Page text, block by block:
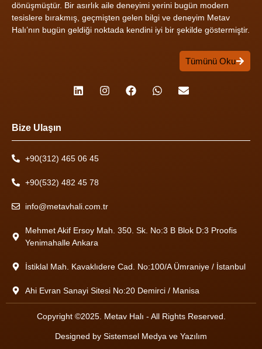
dönüşmüştür. Bir asırlık aile deneyimi yerini bugün modern
tesislere bırakmış, geçmişten gelen bilgi ve deneyim Metav
Halı’nın bugün geldiği noktada kendini iyi bir şekilde göstermiştir.
Tümünü Oku
Bize Ulaşın
+90(312) 465 06 45
+90(532) 482 45 78
info@metavhali.com.tr
Mehmet Akif Ersoy Mah. 350. Sk. No:3 B Blok D:3 Proofis
Yenimahalle Ankara
İstiklal Mah. Kavaklıdere Cad. No:100/A Ümraniye / İstanbul
Ahi Evran Sanayi Sitesi No:20 Demirci / Manisa
Copyright ©2025. Metav Halı - All Rights Reserved.
Designed by Sistemsel Medya ve Yazılım